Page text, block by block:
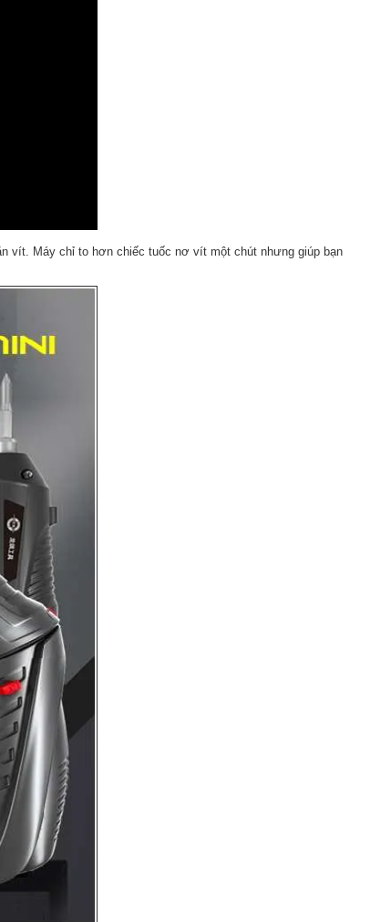
vít. Máy chỉ to hơn chiếc tuốc nơ vít một chút nhưng giúp bạn